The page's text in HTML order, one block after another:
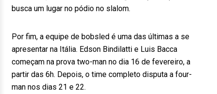
busca um lugar no pódio no slalom.
Por fim, a equipe de bobsled é uma das últimas a se
apresentar na Itália. Edson Bindilatti e Luis Bacca
começam na prova two-man no dia 16 de fevereiro, a
partir das 6h. Depois, o time completo disputa a four-
man nos dias 21 e 22.